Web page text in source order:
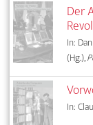
Der
In:
(Hg.),
In: